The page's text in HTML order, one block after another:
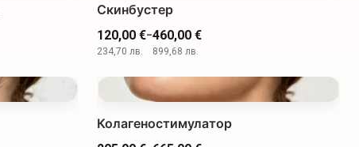
Скинбустер
120,00 €
234,70 лв.
-460,00 €
899,68 лв.
Колагеностимулатор